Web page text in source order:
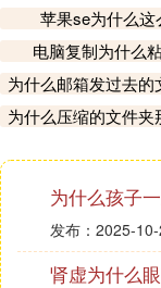
方法2-开启电话
1.进入设置中辅
可以按手机音
2.开启音频电话
点击音频/视觉
电话降噪右侧按
苹果se为什么这
电脑复制为什么
为什么邮箱发过去的
呢
为什么压缩的文件夹
为什么孩子
发布：2025-
肾虚为什么